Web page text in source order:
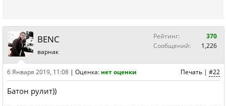
BENC
варнак
Рейтинг:
370
Сообщений:
1,226
Печать | #22
6 Января 2019, 11:08 | Оценка: нет оценки
Батон рулит))